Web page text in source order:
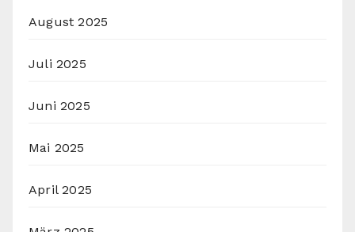
August 2025
Juli 2025
Juni 2025
Mai 2025
April 2025